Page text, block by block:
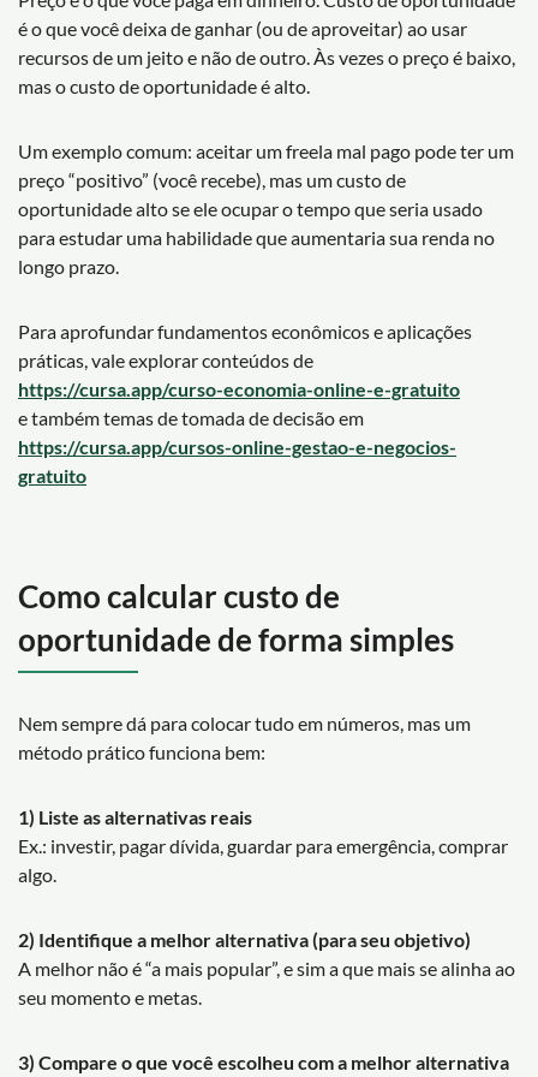
é o que você deixa de ganhar (ou de aproveitar) ao usar
recursos de um jeito e não de outro. Às vezes o preço é baixo,
mas o custo de oportunidade é alto.
Um exemplo comum: aceitar um freela mal pago pode ter um
preço “positivo” (você recebe), mas um custo de
oportunidade alto se ele ocupar o tempo que seria usado
para estudar uma habilidade que aumentaria sua renda no
longo prazo.
Para aprofundar fundamentos econômicos e aplicações
práticas, vale explorar conteúdos de
https://cursa.app/curso-economia-online-e-gratuito
e também temas de tomada de decisão em
https://cursa.app/cursos-online-gestao-e-negocios-
gratuito
Como calcular custo de
oportunidade de forma simples
Nem sempre dá para colocar tudo em números, mas um
método prático funciona bem:
1) Liste as alternativas reais
Ex.: investir, pagar dívida, guardar para emergência, comprar
algo.
2) Identifique a melhor alternativa (para seu objetivo)
A melhor não é “a mais popular”, e sim a que mais se alinha ao
seu momento e metas.
3) Compare o que você escolheu com a melhor alternativa